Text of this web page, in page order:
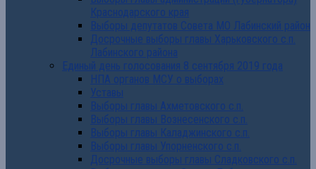
Краснодарского края
Выборы депутатов Совета МО Лабинский район
Досрочные выборы главы Харьковского с.п.
Лабинского района
Единый день голосования 8 сентября 2019 года
НПА органов МСУ о выборах
Уставы
Выборы главы Ахметовского с.п.
Выборы главы Вознесенского с.п.
Выборы главы Каладжинского с.п.
Выборы главы Упорненского с.п.
Досрочные выборы главы Сладковского с.п.